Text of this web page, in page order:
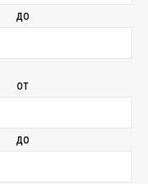
до
от
до